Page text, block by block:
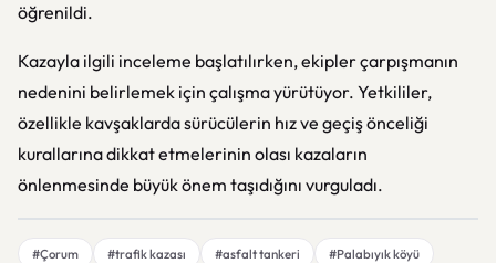
öğrenildi.
Kazayla ilgili inceleme başlatılırken, ekipler çarpışmanın
nedenini belirlemek için çalışma yürütüyor. Yetkililer,
özellikle kavşaklarda sürücülerin hız ve geçiş önceliği
kurallarına dikkat etmelerinin olası kazaların
önlenmesinde büyük önem taşıdığını vurguladı.
#Çorum #trafik kazası #asfalt tankeri
#Palabıyık köyü